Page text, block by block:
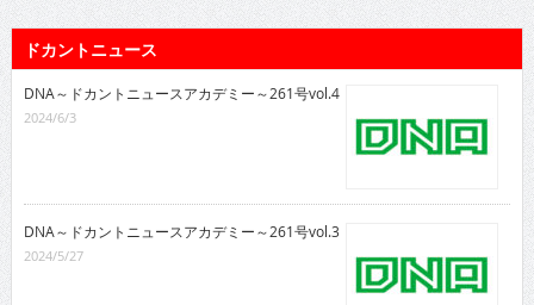
ドカントニュース
DNA～ドカントニュースアカデミー～261号vol.4
2024/6/3
DNA～ドカントニュースアカデミー～261号vol.3
2024/5/27